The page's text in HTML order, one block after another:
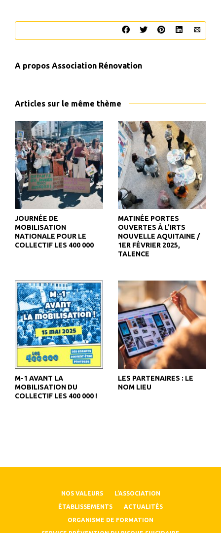
A propos Association Rénovation
Articles sur le même thème
JOURNÉE DE
MOBILISATION
NATIONALE POUR LE
COLLECTIF LES 400 000
MATINÉE PORTES
OUVERTES À L’IRTS
NOUVELLE AQUITAINE /
1ER FÉVRIER 2025,
TALENCE
M-1 AVANT LA
MOBILISATION DU
COLLECTIF LES 400 000 !
LES PARTENAIRES : LE
NOM LIEU
NOS VALEURS L’ASSOCIATION
ÉTABLISSEMENTS ACTUALITÉS
ORGANISME DE FORMATION